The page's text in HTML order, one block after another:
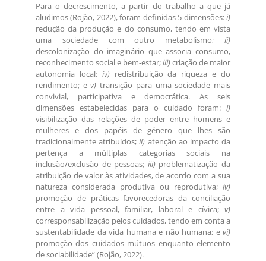
Para o decrescimento, a partir do trabalho a que já
aludimos (Rojão, 2022), foram definidas 5 dimensões:i)
redução da produção e do consumo, tendo em vista
uma sociedade com outro metabolismo; ii)
descolonização do imaginário que associa consumo,
reconhecimento social e bem-estar;iii) criação de maior
autonomia local; iv) redistribuição da riqueza e do
rendimento; ev) transição para uma sociedade mais
convivial, participativa e democrática. As seis
dimensões estabelecidas para o cuidado foram: i)
visibilização das relações de poder entre homens e
mulheres e dos papéis de género que lhes são
tradicionalmente atribuídos;ii) atenção ao impacto da
pertença a múltiplas categorias sociais na
inclusão/exclusão de pessoas; iii) problematização da
atribuição de valor às atividades, de acordo com a sua
natureza considerada produtiva ou reprodutiva; iv)
promoção de práticas favorecedoras da conciliação
entre a vida pessoal, familiar, laboral e cívica; v)
corresponsabilização pelos cuidados, tendo em conta a
sustentabilidade da vida humana e não humana; e vi)
promoção dos cuidados mútuos enquanto elemento
de sociabilidade” (Rojão, 2022).